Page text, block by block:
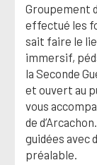
Groupement
effectué les
sait faire le
immersif,
la Seconde
et ouvert au
vous
de
guidées avec
préalable.